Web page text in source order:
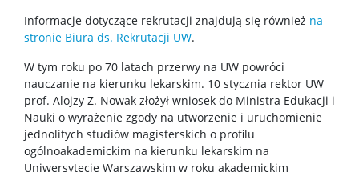
Serwis Naukowy UW
Baza publikacji
Informacje dotyczące rekrutacji znajdują się również na
stronie Biura ds. Rekrutacji UW.
W tym roku po 70 latach przerwy na UW powróci
nauczanie na kierunku lekarskim. 10 stycznia rektor UW
prof. Alojzy Z. Nowak złożył wniosek do Ministra Edukacji i
Nauki o wyrażenie zgody na utworzenie i uruchomienie
jednolitych studiów magisterskich o profilu
ogólnoakademickim na kierunku lekarskim na
Uniwersytecie Warszawskim w roku akademickim